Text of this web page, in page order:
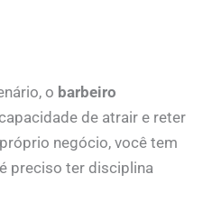
o barbeiro
de atrair e reter
negócio, você tem
preciso ter disciplina